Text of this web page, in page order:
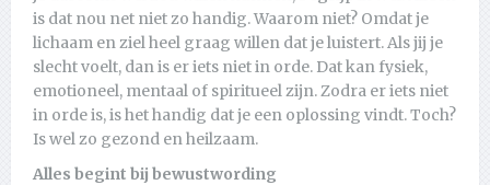
is dat nou net niet zo handig. Waarom niet? Omdat je
lichaam en ziel heel graag willen dat je luistert. Als jij je
slecht voelt, dan is er iets niet in orde. Dat kan fysiek,
emotioneel, mentaal of spiritueel zijn. Zodra er iets niet
in orde is, is het handig dat je een oplossing vindt. Toch?
Is wel zo gezond en heilzaam.
Alles begint bij bewustwording